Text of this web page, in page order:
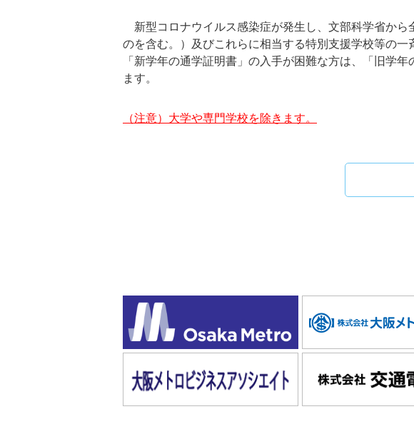
新型コロナウイルス感染症が発生し、文部科学省から
のを含む。）及びこれらに相当する特別支援学校等の
「新学年の通学証明書」の入手が困難な方は、「旧学
ます。
（注意）大学や専門学校を除きます。